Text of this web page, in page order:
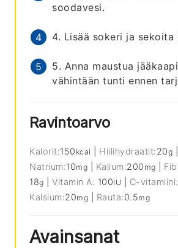
soodavesi.
4. Lisää sokeri ja sekoita
5. Anna maustua
vähintään tunti ennen
Ravintoarvo
Kalorit:150 kcal Hiilihydraatit:20g
Natrium:10mg Kalium:200 mg
18g |Vitamin A: 100IU C-vitamiini:
Kalsium:20mg Rauta:0.5mg
Avainsanat